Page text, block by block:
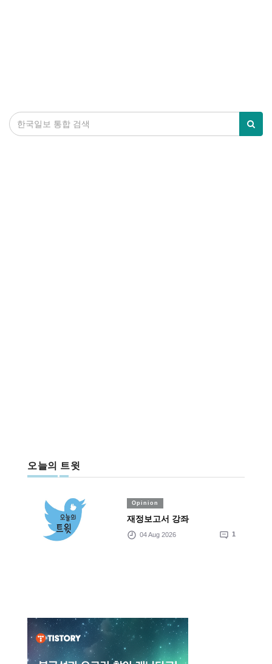
오늘의 트윗
Opinion
재정보고서 강좌
04 Aug 2026 1